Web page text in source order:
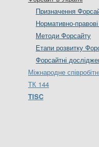
Призначення
Нормативно-
Методи Форсайту
Етапи розвитку
Форсайтні
Міжнародне
ТК 144
TISC